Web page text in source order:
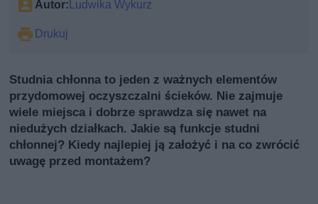
Autor:Ludwika Wykurz
Drukuj
Studnia chłonna to jeden z ważnych elementów
przydomowej oczyszczalni ścieków. Nie zajmuje
wiele miejsca i dobrze sprawdza się nawet na
niedużych działkach. Jakie są funkcje studni
chłonnej? Kiedy najlepiej ją założyć i na co zwrócić
uwagę przed montażem?